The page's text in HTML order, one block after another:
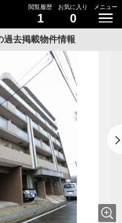
閲覧履歴
1
お気に入り
0
メニュー
過去掲載物件情報